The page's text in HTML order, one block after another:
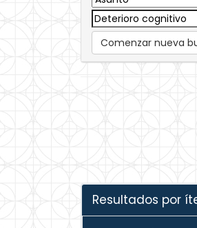
Comenzar nueva
Resultados por